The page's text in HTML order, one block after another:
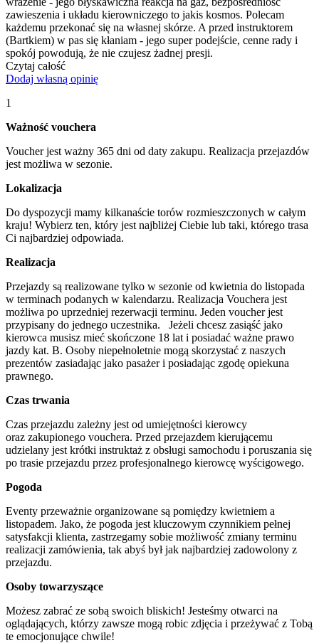
zawieszenia i układu kierowniczego to jakis kosmos. Polecam
każdemu przekonać się na własnej skórze. A przed instruktorem
(Bartkiem) w pas się kłaniam - jego super podejście, cenne rady i
spokój powodują, że nie czujesz żadnej presji.
Czytaj całość
Dodaj własną opinię
1
Ważność vouchera
Voucher jest ważny 365 dni od daty zakupu. Realizacja przejazdów
jest możliwa w sezonie.
Lokalizacja
Do dyspozycji mamy kilkanaście torów rozmieszczonych w całym
kraju! Wybierz ten, który jest najbliżej Ciebie lub taki, którego trasa
Ci najbardziej odpowiada.
Realizacja
Przejazdy są realizowane tylko w sezonie od kwietnia do listopada
w terminach podanych w kalendarzu. Realizacja Vouchera jest
możliwa po uprzedniej rezerwacji terminu. Jeden voucher jest
przypisany do jednego uczestnika. Jeżeli chcesz zasiąść jako
kierowca musisz mieć skończone 18 lat i posiadać ważne prawo
jazdy kat. B. Osoby niepełnoletnie mogą skorzystać z naszych
prezentów zasiadając jako pasażer i posiadając zgodę opiekuna
prawnego.
Czas trwania
Czas przejazdu zależny jest od umiejętności kierowcy
oraz zakupionego vouchera. Przed przejazdem kierującemu
udzielany jest krótki instruktaż z obsługi samochodu i poruszania się
po trasie przejazdu przez profesjonalnego kierowcę wyścigowego.
Pogoda
Eventy przeważnie organizowane są pomiędzy kwietniem a
listopadem. Jako, że pogoda jest kluczowym czynnikiem pełnej
satysfakcji klienta, zastrzegamy sobie możliwość zmiany terminu
realizacji zamówienia, tak abyś był jak najbardziej zadowolony z
przejazdu.
Osoby towarzyszące
Możesz zabrać ze sobą swoich bliskich! Jesteśmy otwarci na
oglądających, którzy zawsze mogą robic zdjęcia i przeżywać z Tobą
te emocjonujące chwile!